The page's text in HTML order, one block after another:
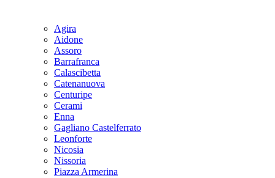
Agira
Aidone
Assoro
Barrafranca
Calascibetta
Catenanuova
Centuripe
Cerami
Enna
Gagliano Castelferrato
Leonforte
Nicosia
Nissoria
Piazza Armerina